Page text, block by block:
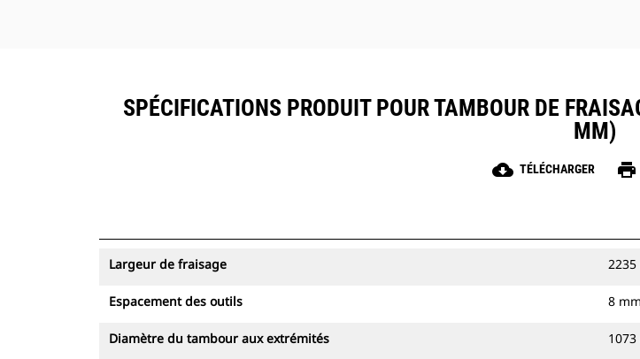
SPÉCIFICATIONS PRODUIT POUR TAMBOUR DE
MM)
cloud_download TÉLÉCHARGER print
Largeur de fraisage
Espacement des outils 8 mm
Diamètre du tambour aux extrémités